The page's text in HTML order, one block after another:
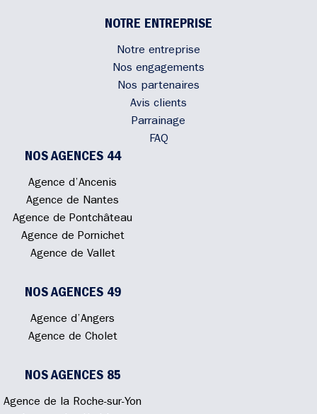
NOTRE ENTREPRISE
Notre entreprise
Nos engagements
Nos partenaires
Avis clients
Parrainage
FAQ
NOS AGENCES 44
Agence d’Ancenis
Agence de Nantes
Agence de Pontchâteau
Agence de Pornichet
Agence de Vallet
NOS AGENCES 49
Agence d’Angers
Agence de Cholet
NOS AGENCES 85
Agence de la Roche-sur-Yon